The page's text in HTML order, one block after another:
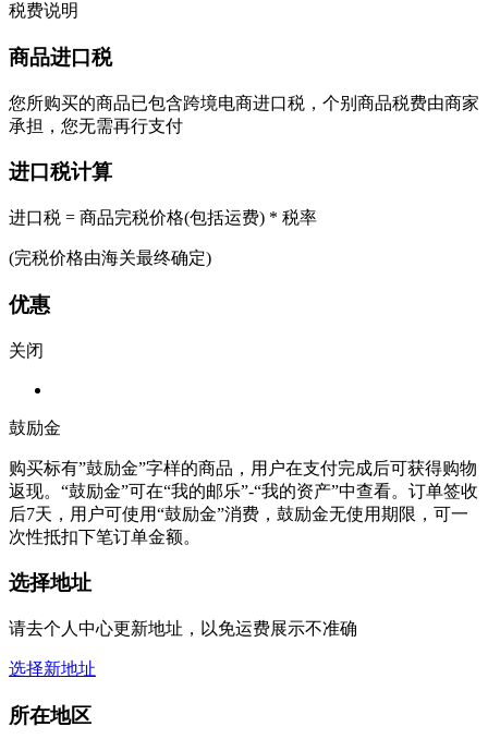
税费说明
商品进口税
您所购买的商品已包含跨境电商进口税，个别商品税费由商家
承担，您无需再行支付
进口税计算
进口税 = 商品完税价格(包括运费) * 税率
(完税价格由海关最终确定)
优惠
关闭
鼓励金
购买标有”鼓励金”字样的商品，用户在支付完成后可获得购物
返现。“鼓励金”可在“我的邮乐”-“我的资产”中查看。订单签收
后7天，用户可使用“鼓励金”消费，鼓励金无使用期限，可一
次性抵扣下笔订单金额。
选择地址
请去个人中心更新地址，以免运费展示不准确
选择新地址
所在地区